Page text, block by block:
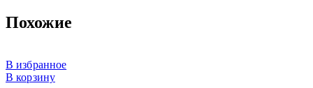
Похожие
В избранное
В корзину